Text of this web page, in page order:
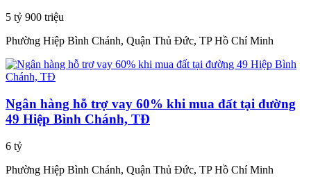
5 tỷ 900 triệu
Phường Hiệp Bình Chánh, Quận Thủ Đức, TP Hồ Chí Minh
Ngân hàng hỗ trợ vay 60% khi mua đất tại đường
49 Hiệp Bình Chánh, TĐ
6 tỷ
Phường Hiệp Bình Chánh, Quận Thủ Đức, TP Hồ Chí Minh